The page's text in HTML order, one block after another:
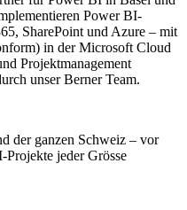
Power BI-
SharePoint und Azure – mit
in der Microsoft Cloud
Projektmanagement
unser Berner Team.
der ganzen Schweiz – vor
jeder Grösse